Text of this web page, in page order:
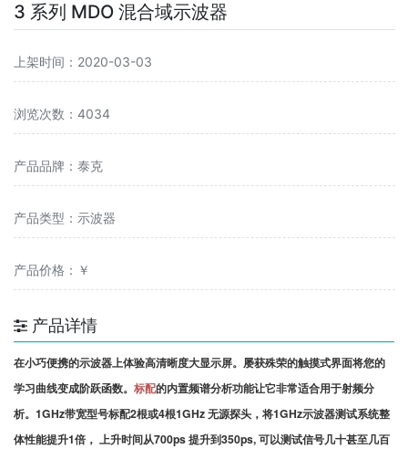
3 系列 MDO 混合域示波器
上架时间：2020-03-03
浏览次数：4034
产品品牌：泰克
产品类型：示波器
产品价格：￥
产品详情
在小巧便携的示波器上体验高清晰度大显示屏。屡获殊荣的触摸式界面将您的
学习曲线变成阶跃函数。 标配的内置频谱分析功能让它非常适合用于射频分
析。1GHz带宽型号标配2根或4根1GHz 无源探头，将1GHz示波器测试系统整
体性能提升1倍， 上升时间从700ps 提升到350ps, 可以测试信号几十甚至几百